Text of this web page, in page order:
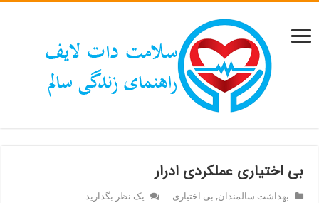
بی اختیاری عملکردی ادرار
بهداشت سالمندان, بی اختیاری یک نظر بگذارید